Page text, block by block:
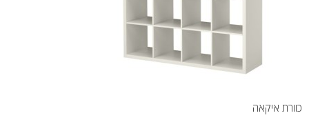
כוורת איקאה